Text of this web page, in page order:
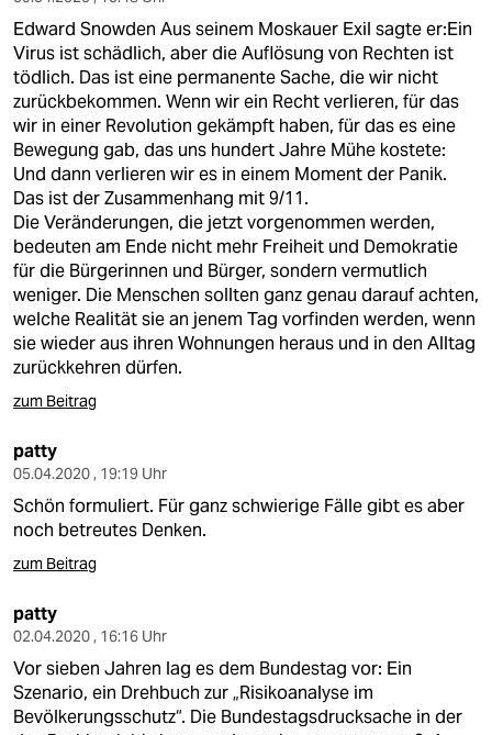
Edward Snowden Aus seinem Moskauer Exil sagte er:Ein
Virus ist schädlich, aber die Auflösung von Rechten ist
tödlich. Das ist eine permanente Sache, die wir nicht
zurückbekommen. Wenn wir ein Recht verlieren, für das
wir in einer Revolution gekämpft haben, für das es eine
Bewegung gab, das uns hundert Jahre Mühe kostete:
Und dann verlieren wir es in einem Moment der Panik.
Das ist der Zusammenhang mit 9/11.
Die Veränderungen, die jetzt vorgenommen werden,
bedeuten am Ende nicht mehr Freiheit und Demokratie
für die Bürgerinnen und Bürger, sondern vermutlich
weniger. Die Menschen sollten ganz genau darauf achten,
welche Realität sie an jenem Tag vorfinden werden, wenn
sie wieder aus ihren Wohnungen heraus und in den Alltag
zurückkehren dürfen.
zum Beitrag
patty
05.04.2020 , 19:19 Uhr
Schön formuliert. Für ganz schwierige Fälle gibt es aber
noch betreutes Denken.
zum Beitrag
patty
02.04.2020 , 16:16 Uhr
Vor sieben Jahren lag es dem Bundestag vor: Ein
Szenario, ein Drehbuch zur „Risikoanalyse im
Bevölkerungsschutz“. Die Bundestagsdrucksache in der